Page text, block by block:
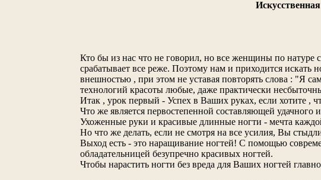
Кто бы из нас что не говорил, но все женщины по натуре
срабатывает все реже. Поэтому нам и приходится искать
внешностью , при этом не уставая повторять слова : "Я
технологий красоты любые, даже практически
Итак , урок первый - Успех в Ваших руках, если хотите ,
Что же является первостепенной составляющей
Ухоженные руки и красивые длинные ногти - мечта
Но что же делать, если не смотря на все усилия, Вы
Выход есть - это наращивание ногтей! С помощью
обладательницей безупречно красивых ногтей.
Чтобы нарастить ногти без вреда для Ваших ногтей